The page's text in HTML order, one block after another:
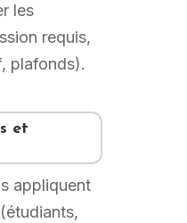
les
requis,
plafonds).
et
appliquent